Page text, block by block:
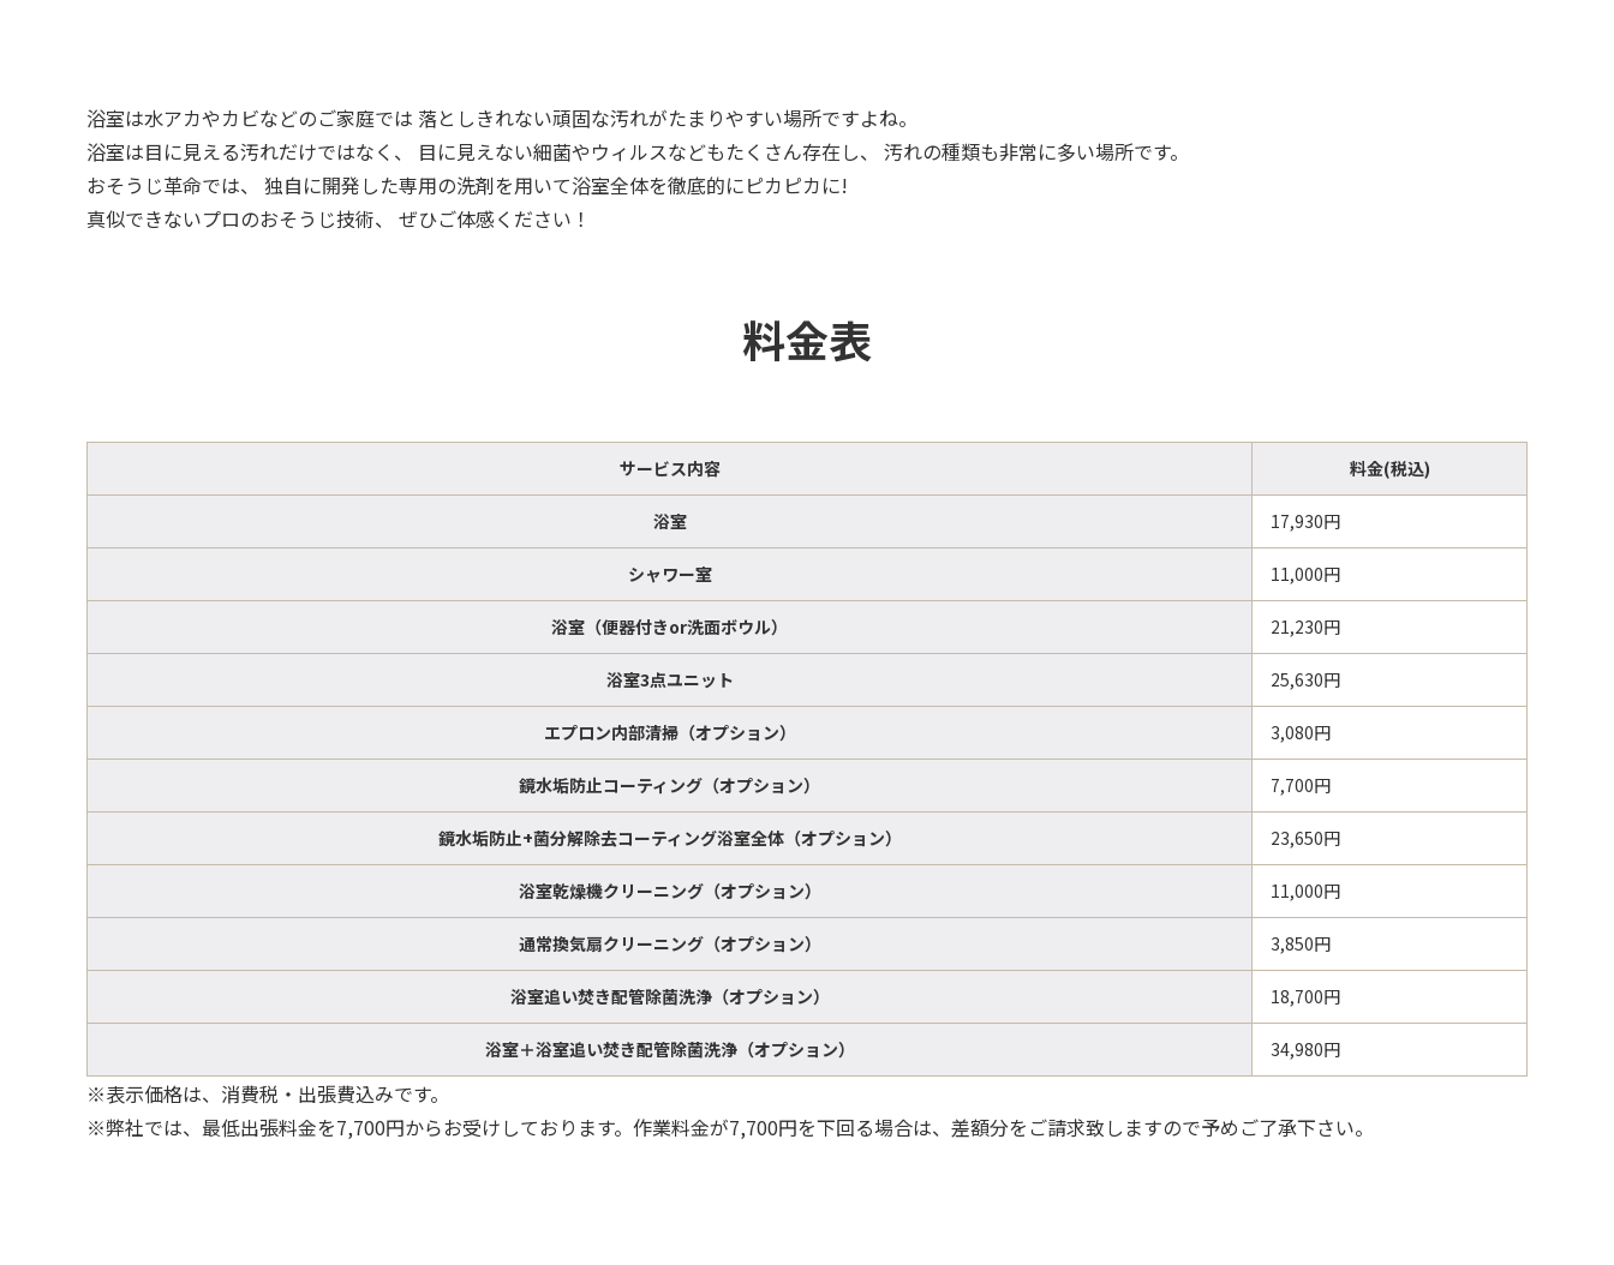
浴室は水アカやカビなどのご家庭では 落としきれない頑固な汚れがたまりやすい場所ですよね。
浴室は目に見える汚れだけではなく、 目に見えない細菌やウィルスなどもたくさん存在し、 汚れの種類も非常に多い場所です。
おそうじ革命では、 独自に開発した専用の洗剤を用いて浴室全体を徹底的にピカピカに!
真似できないプロのおそうじ技術、 ぜひご体感ください！
料金表
サービス内容 料金(税込)
浴室 17,930円
シャワー室 11,000円
浴室（便器付きor洗面ボウル） 21,230円
浴室3点ユニット 25,630円
エプロン内部清掃（オプション） 3,080円
鏡水垢防止コーティング（オプション） 7,700円
鏡水垢防止+菌分解除去コーティング浴室全体（オプション） 23,650円
浴室乾燥機クリーニング（オプション） 11,000円
通常換気扇クリーニング（オプション） 3,850円
浴室追い焚き配管除菌洗浄（オプション） 18,700円
浴室＋浴室追い焚き配管除菌洗浄（オプション） 34,980円
※表示価格は、消費税・出張費込みです。
※弊社では、最低出張料金を7,700円からお受けしております。作業料金が7,700円を下回る場合は、差額分をご請求致しますので予めご了承下さい。